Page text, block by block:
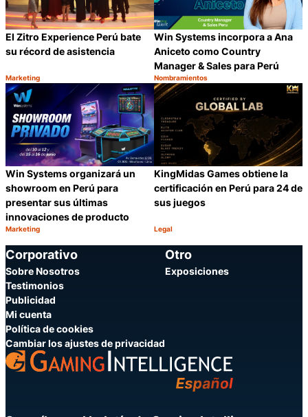
El Zitro Experience Perú bate
su récord de asistencia
Categoría:
Marketing
Compartir
Win Systems incorpora a Ana
Aniceto como Country
Manager & Sales para Perú
Categoría:
Nombramientos
Win Systems organizará un
showroom en Perú para
presentar sus últimas
innovaciones de producto
Categoría:
Marketing
Compartir
KingMidas Games obtiene la
certificación en Perú para 24 de
sus juegos
Categoría:
Legal
Corporativo
Sobre Nosotros
Testimonios
Publicidad
Mi cuenta
Política de cookies
Cambiar los ajustes de privacidad
Otro
Exposiciones